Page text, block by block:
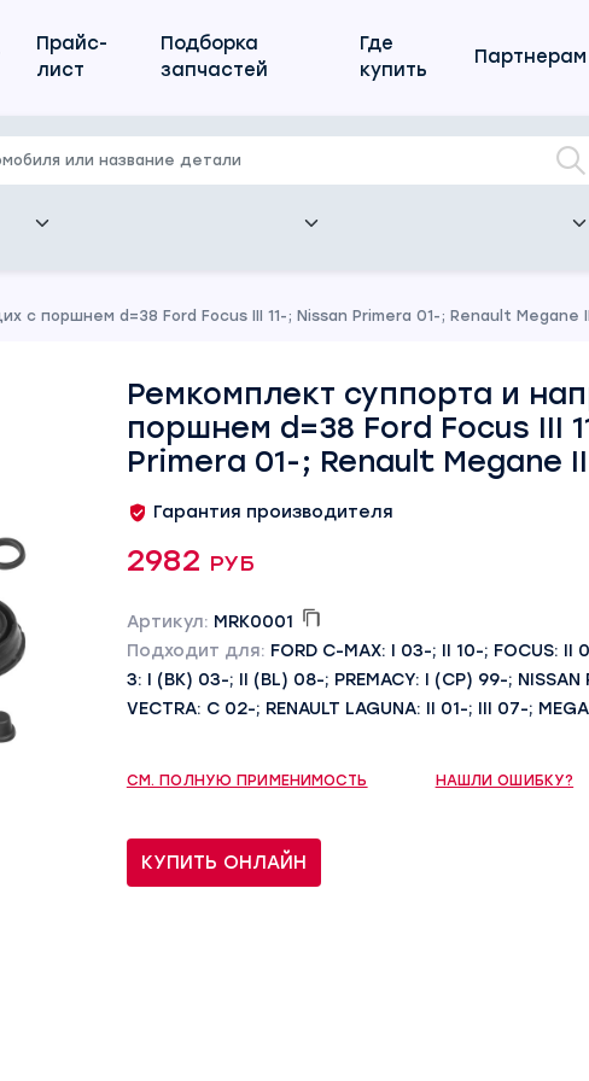
Прайс-
лист
Подборка
запчастей
Где
купить
Партнерам
с поршнем d=38 Ford Focus III 11-; Nissan Primera 01-; Renault Megane
Ремкомплект суппорта и
поршнем d=38 Ford Focus III
Primera 01-; Renault Megane
Гарантия производителя
2982 руб
Артикул: MRK0001
Подходит для: FORD C-MAX: I 03-; II 10-; FOCUS: II
3: I (BK) 03-; II (BL) 08-; PREMACY: I (CP) 99-; NISSAN
VECTRA: C 02-; RENAULT LAGUNA: II 01-; III 07-;
СМ. ПОЛНУЮ ПРИМЕНИМОСТЬ НАШЛИ ОШИБКУ?
КУПИТЬ ОНЛАЙН